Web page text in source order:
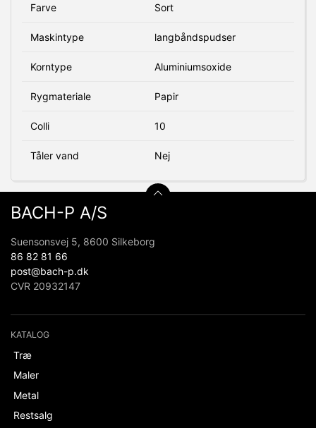
Farve Sort
Maskintype langbåndspudser
Korntype Aluminiumsoxide
Rygmateriale Papir
Colli 10
Tåler vand Nej
BACH-P A/S
Suensonsvej 5, 8600 Silkeborg
86 82 81 66
post@bach-p.dk
CVR 20932147
KATALOG
Træ
Maler
Metal
Restsalg